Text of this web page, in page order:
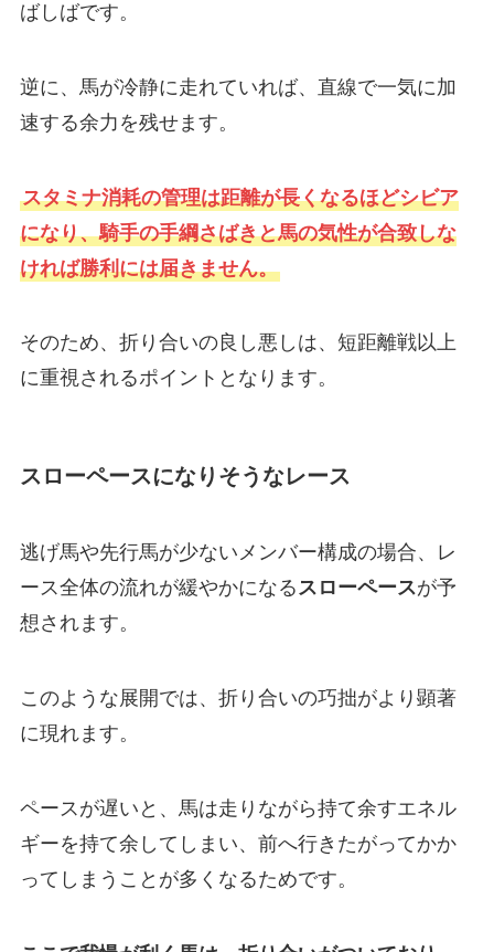
ばしばです。
逆に、馬が冷静に走れていれば、直線で一気に加
速する余力を残せます。
スタミナ消耗の管理は距離が長くなるほどシビア
になり、騎手の手綱さばきと馬の気性が合致しな
ければ勝利には届きません。
そのため、折り合いの良し悪しは、短距離戦以上
に重視されるポイントとなります。
スローペースになりそうなレース
逃げ馬や先行馬が少ないメンバー構成の場合、レ
ース全体の流れが緩やかになるスローペースが予
想されます。
このような展開では、折り合いの巧拙がより顕著
に現れます。
ペースが遅いと、馬は走りながら持て余すエネル
ギーを持て余してしまい、前へ行きたがってかか
ってしまうことが多くなるためです。